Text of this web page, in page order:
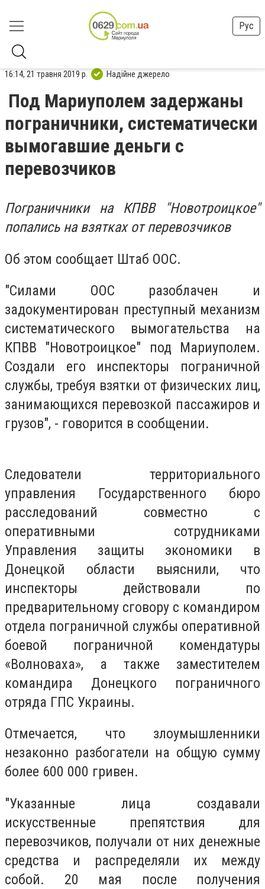
Рус
16:14, 21 травня 2019 р. Надійне джерело
Под Мариуполем задержаны
пограничники, систематически
вымогавшие деньги с
перевозчиков
Пограничники на КПВВ "Новотроицкое"
попались на взятках от перевозчиков
Об этом сообщает Штаб ООС.
"Силами ООС разоблачен и
задокументирован преступный механизм
систематического вымогательства на
КПВВ "Новотроицкое" под Мариуполем.
Создали его инспекторы пограничной
службы, требуя взятки от физических лиц,
занимающихся перевозкой пассажиров и
грузов", - говорится в сообщении.
Следователи территориального
управления Государственного бюро
расследований совместно с
оперативными сотрудниками
Управления защиты экономики в
Донецкой области выяснили, что
инспекторы действовали по
предварительному сговору с командиром
отдела пограничной службы оперативной
боевой пограничной комендатуры
«Волноваха», а также заместителем
командира Донецкого пограничного
отряда ГПС Украины.
Отмечается, что злоумышленники
незаконно разбогатели на общую сумму
более 600 000 гривен.
"Указанные лица создавали
искусственные препятствия для
перевозчиков, получали от них денежные
средства и распределяли их между
собой. 20 мая после получения